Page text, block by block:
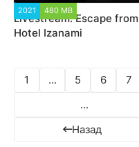
2021 480 MB
Livestream: Escape from
Hotel Izanami
Назад
1 ... 5 6 7
...